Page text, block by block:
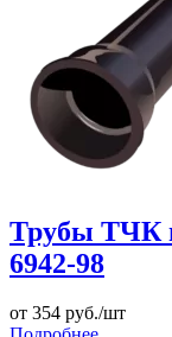
Трубы ТЧК
6942-98
от 354 руб./шт